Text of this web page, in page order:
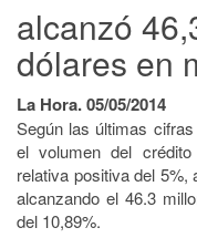
alcanzó
dólares en
La Hora. 05/05/2014
Según las últimas
el volumen del
relativa positiva del 5%,
alcanzando el 46.3
del 10,89%.